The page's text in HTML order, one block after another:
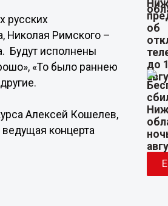
русских
Николая Римского –
Будут исполнены
«То было раннею
Алексей Кошелев,
концерта